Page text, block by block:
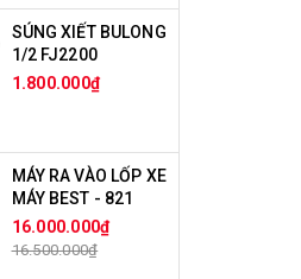
SÚNG XIẾT BULONG
1/2 FJ2200
1.800.000₫
MÁY RA VÀO LỐP XE
MÁY BEST - 821
16.000.000₫
16.500.000₫